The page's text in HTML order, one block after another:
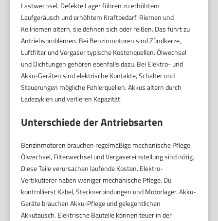
Lastwechsel. Defekte Lager führen zu erhöhtem
Laufgeräusch und erhöhtem Kraftbedarf. Riemen und
Keilriemen altern, sie dehnen sich oder reißen. Das führt zu
Antriebsproblemen. Bei Benzinmotoren sind Zündkerze,
Luftfilter und Vergaser typische Kostenquellen. Ölwechsel
und Dichtungen gehören ebenfalls dazu. Bei Elektro- und
Akku-Geräten sind elektrische Kontakte, Schalter und
Steuerungen mögliche Fehlerquellen. Akkus altern durch
Ladezyklen und verlieren Kapazität.
Unterschiede der Antriebsarten
Benzinmotoren brauchen regelmäßige mechanische Pflege.
Ölwechsel, Filterwechsel und Vergasereinstellung sind nötig.
Diese Teile verursachen laufende Kosten. Elektro-
Vertikutierer haben weniger mechanische Pflege. Du
kontrollierst Kabel, Steckverbindungen und Motorlager. Akku-
Geräte brauchen Akku-Pflege und gelegentlichen
Akkutausch. Elektrische Bauteile können teuer in der